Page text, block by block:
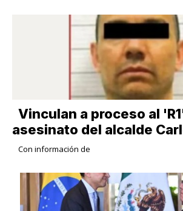
Vinculan a proceso al
asesinato del alcalde
Con información de